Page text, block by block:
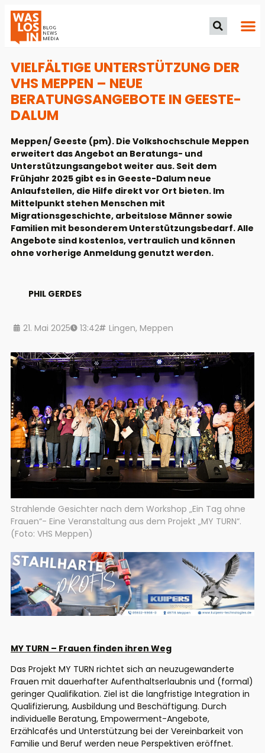
VIELFÄLTIGE UNTERSTÜTZUNG DER
VHS MEPPEN – NEUE
BERATUNGSANGEBOTE IN GEESTE-
DALUM
Meppen/ Geeste (pm). Die Volkshochschule Meppen
erweitert das Angebot an Beratungs- und
Unterstützungsangebot weiter aus. Seit dem
Frühjahr 2025 gibt es in Geeste-Dalum neue
Anlaufstellen, die Hilfe direkt vor Ort bieten. Im
Mittelpunkt stehen Menschen mit
Migrationsgeschichte, arbeitslose Männer sowie
Familien mit besonderem Unterstützungsbedarf. Alle
Angebote sind kostenlos, vertraulich und können
ohne vorherige Anmeldung genutzt werden.
PHIL GERDES
21. Mai 2025 13:42 Lingen, Meppen
Strahlende Gesichter nach dem Workshop „Ein Tag ohne
Frauen“- Eine Veranstaltung aus dem Projekt „MY TURN“.
(Foto: VHS Meppen)
MY TURN – Frauen finden ihren Weg
Das Projekt MY TURN richtet sich an neuzugewanderte
Frauen mit dauerhafter Aufenthaltserlaubnis und (formal)
geringer Qualifikation. Ziel ist die langfristige Integration in
Qualifizierung, Ausbildung und Beschäftigung. Durch
individuelle Beratung, Empowerment-Angebote,
Erzählcafés und Unterstützung bei der Vereinbarkeit von
Familie und Beruf werden neue Perspektiven eröffnet.